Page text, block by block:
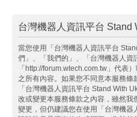
台灣機器人資訊平台 Stand
當您使用「台灣機器人資訊平台
們」、「我們的」、「台灣機器人資
「http://forum.wtech.com.tw」代表
之所有內容。如果您不同意本服務
「台灣機器人資訊平台 Stand With
改或變更本服務條款之內容，雖然
變更，但仍建議您在使用「台灣機